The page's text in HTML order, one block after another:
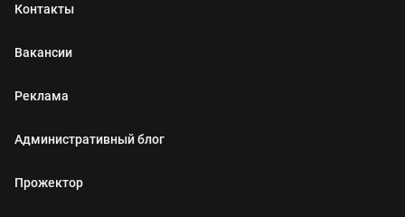
Контакты
Вакансии
Реклама
Административный блог
Прожектор